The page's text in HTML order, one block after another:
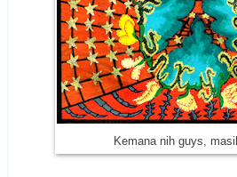
Kemana nih guys,